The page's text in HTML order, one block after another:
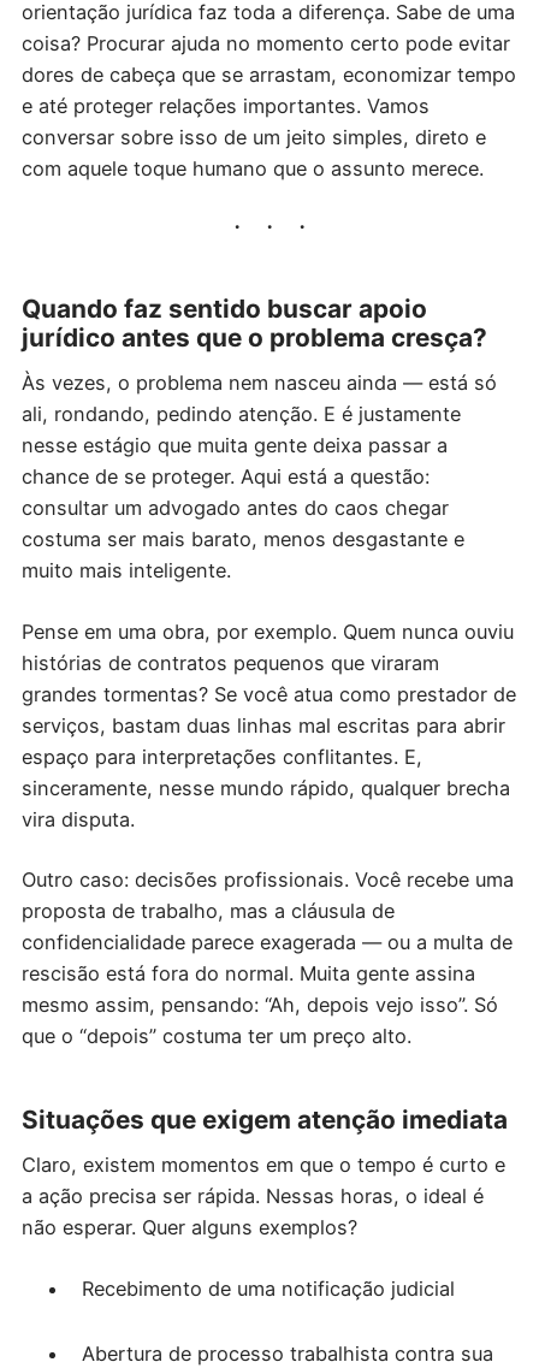
orientação jurídica faz toda a diferença. Sabe de uma
coisa? Procurar ajuda no momento certo pode evitar
dores de cabeça que se arrastam, economizar tempo
e até proteger relações importantes. Vamos
conversar sobre isso de um jeito simples, direto e
com aquele toque humano que o assunto merece.
Quando faz sentido buscar apoio
jurídico antes que o problema cresça?
Às vezes, o problema nem nasceu ainda — está só
ali, rondando, pedindo atenção. E é justamente
nesse estágio que muita gente deixa passar a
chance de se proteger. Aqui está a questão:
consultar um advogado antes do caos chegar
costuma ser mais barato, menos desgastante e
muito mais inteligente.
Pense em uma obra, por exemplo. Quem nunca ouviu
histórias de contratos pequenos que viraram
grandes tormentas? Se você atua como prestador de
serviços, bastam duas linhas mal escritas para abrir
espaço para interpretações conflitantes. E,
sinceramente, nesse mundo rápido, qualquer brecha
vira disputa.
Outro caso: decisões profissionais. Você recebe uma
proposta de trabalho, mas a cláusula de
confidencialidade parece exagerada — ou a multa de
rescisão está fora do normal. Muita gente assina
mesmo assim, pensando: “Ah, depois vejo isso”. Só
que o “depois” costuma ter um preço alto.
Situações que exigem atenção imediata
Claro, existem momentos em que o tempo é curto e
a ação precisa ser rápida. Nessas horas, o ideal é
não esperar. Quer alguns exemplos?
Recebimento de uma notificação judicial
Abertura de processo trabalhista contra sua